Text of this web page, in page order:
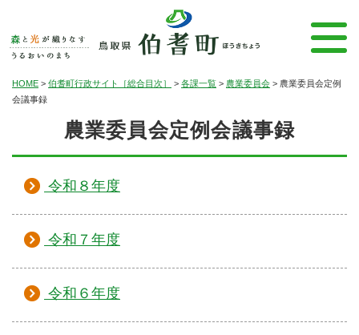
HOME > 伯耆町行政サイト［総合目次］ > 各課一覧 > 農業委員会 > 農業委員会定例
会議事録
農業委員会定例会議事録
令和８年度
令和７年度
令和６年度